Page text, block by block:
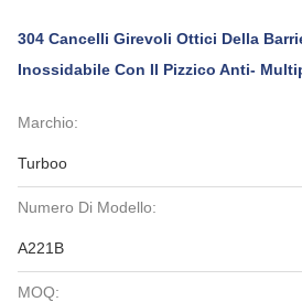
304 Cancelli Girevoli Ottici Della
Inossidabile Con Il Pizzico Anti-
Marchio:
Turboo
Numero Di Modello:
A221B
MOQ: